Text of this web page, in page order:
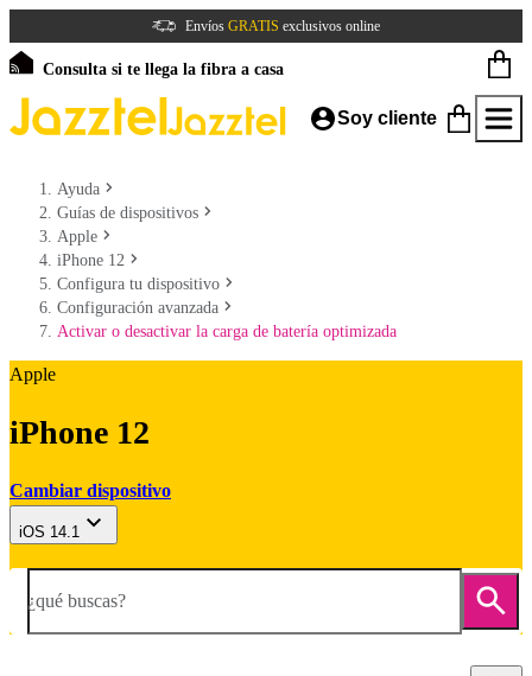
Envíos GRATIS exclusivos online
Consulta si te llega la fibra a casa
Soy cliente
Ayuda
Guías de dispositivos
Apple
iPhone 12
Configura tu dispositivo
Configuración avanzada
Activar o desactivar la carga de batería optimizada
Apple
iPhone 12
Cambiar dispositivo
iOS 14.1
¿qué buscas?